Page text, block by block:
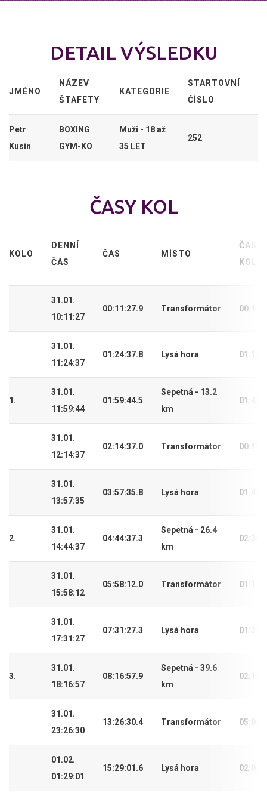
DETAIL VÝSLEDKU
JMÉNO
NÁZEV
ŠTAFETY
KATEGORIE
STARTOVNÍ
ČÍSLO
Petr
Kusin
BOXING
GYM-KO
Muži - 18 až
35 LET
252
ČASY KOL
KOLO
DENNÍ
ČAS
ČAS MÍSTO
ČAS
KOLA
31.01.
10:11:27
00:11:27.9 Transformátor
31.01.
11:24:37
01:24:37.8 Lysá hora
1.
31.01.
11:59:44
01:59:44.5
Sepetná - 13.2
km
31.01.
12:14:37
02:14:37.0 Transformátor
31.01.
13:57:35
03:57:35.8 Lysá hora
2.
31.01.
14:44:37
04:44:37.3
Sepetná - 26.4
km
31.01.
15:58:12
05:58:12.0 Transformátor
31.01.
17:31:27
07:31:27.3 Lysá hora
3.
31.01.
18:16:57
08:16:57.9
Sepetná - 39.6
km
31.01.
23:26:30
13:26:30.4 Transformátor
01.02.
01:29:01
15:29:01.6 Lysá hora